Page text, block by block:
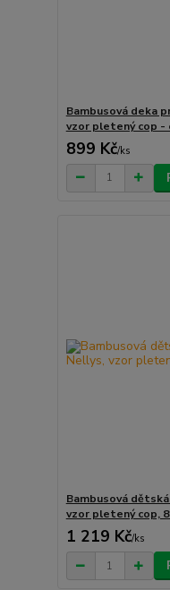
Bambusová deka
vzor pletený cop -
899 Kč/ks
Bambusová
vzor pletený cop,
1 219 Kč/ks